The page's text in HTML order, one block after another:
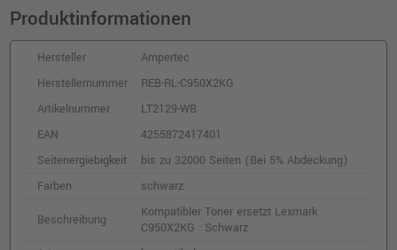
Produktinformationen
Hersteller
Ampertec
Herstellernummer
REB-RL-C950X2KG
Artikelnummer
LT2129-WB
EAN
4255872417401
Seitenergiebigkeit
bis zu 32000 Seiten (Bei 5% Abdeckung)
Farben
schwarz
Beschreibung
Kompatibler Toner ersetzt Lexmark
C950X2KG · Schwarz